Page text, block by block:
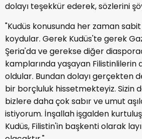
dolayı teşekkür ederek, sözlerini
"Kudüs konusunda her zaman
koydular. Gerek Kudüs'te gerek
Şeria'da ve gerekse diğer
kamplarında yaşayan Filistinlilerin
oldular. Bundan dolayı gerçekten
bir borçluluk hissetmekteyiz. Sizin
bizlere daha çok sabır ve umut
istiyorum. İnşallah işgalden
Kudüs, Filistin'in başkenti olarak